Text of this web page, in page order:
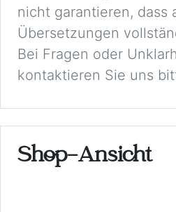
nicht garantieren, dass
Übersetzungen
Bei Fragen oder
kontaktieren Sie uns
Shop-Ansicht